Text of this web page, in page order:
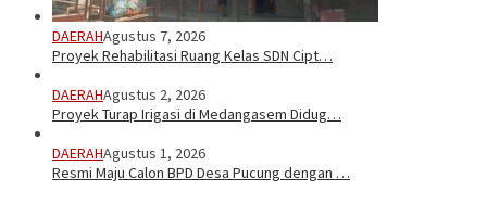
DAERAHAgustus 7, 2026
Proyek Rehabilitasi Ruang Kelas SDN Cipt…
DAERAHAgustus 2, 2026
Proyek Turap Irigasi di Medangasem Didug…
DAERAHAgustus 1, 2026
Resmi Maju Calon BPD Desa Pucung dengan …